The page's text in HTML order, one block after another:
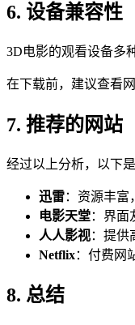
6. 设备兼容性
3D电影的观看设备多
在下载前，建议查看
7. 推荐的网站
经过以上分析，以下
迅雷：资源丰富
电影天堂：界面
人人影视：提供
Netflix：付费网
8. 总结